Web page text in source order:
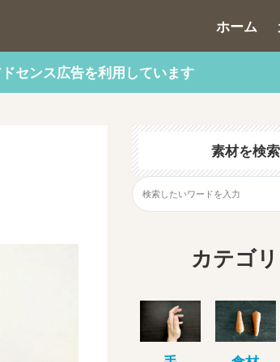
ホーム
センス広告を利用しています
素材を検索
カテゴ